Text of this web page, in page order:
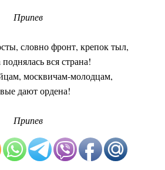
Припев
словно фронт, крепок тыл,
вся страна!
москвичам-молодцам,
дают ордена!
Припев